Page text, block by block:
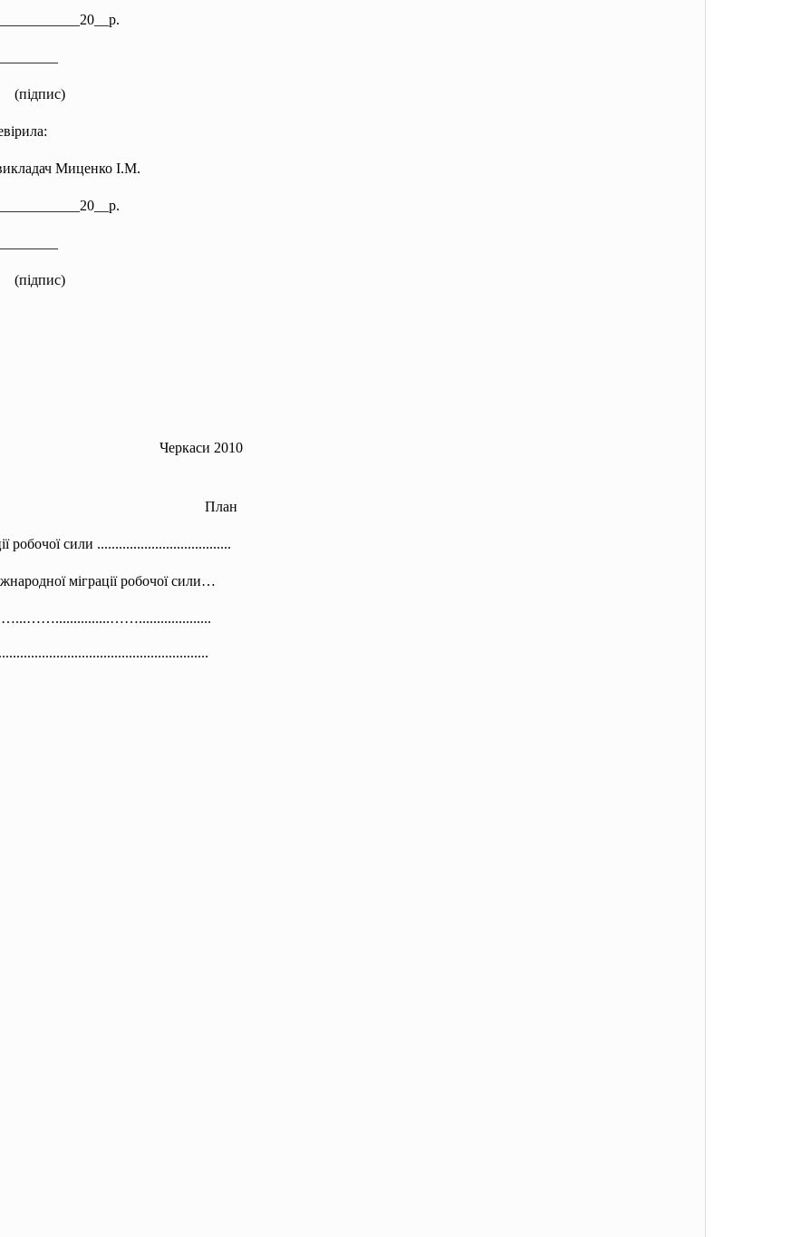
(підпис)
Миценко І.М.
(підпис)
Черкаси 2010
План
робочої сили .....................................
міграції робочої сили…
……....................
...........................................